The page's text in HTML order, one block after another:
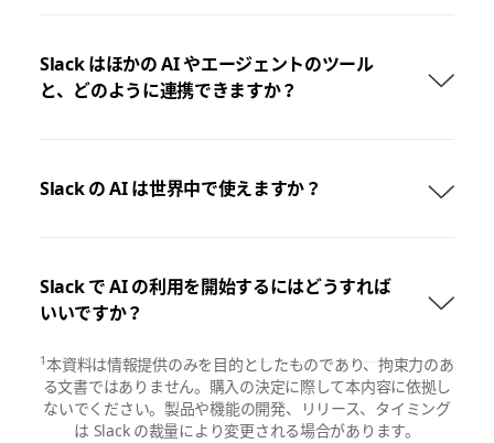
Slack はほかの AI やエージェントのツール
と、どのように連携できますか？
Slack の AI は世界中で使えますか？
Slack で AI の利用を開始するにはどうすれば
いいですか？
1本資料は情報提供のみを目的としたものであり、拘束力のあ
る文書ではありません。購入の決定に際して本内容に依拠し
ないでください。製品や機能の開発、リリース、タイミング
は Slack の裁量により変更される場合があります。